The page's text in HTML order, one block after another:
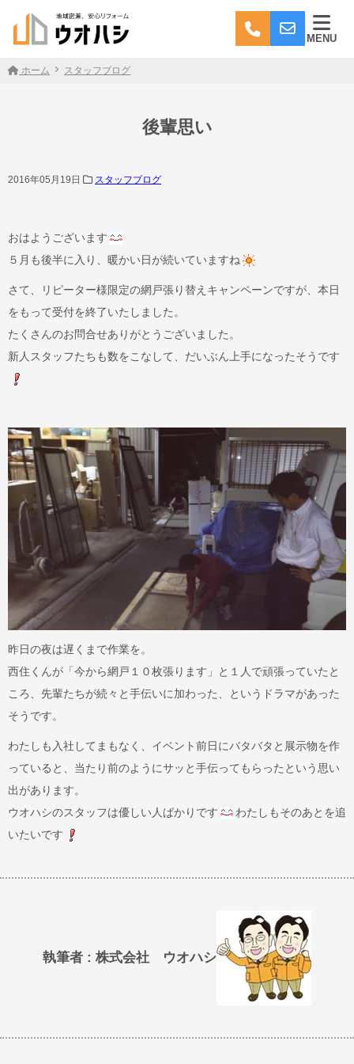
MENU
ホーム スタッフブログ
後輩思い
2016年05月19日 スタッフブログ
おはようございます
５月も後半に入り、暖かい日が続いていますね
さて、リピーター様限定の網戸張り替えキャンペーンですが、本日
をもって受付を終了いたしました。
たくさんのお問合せありがとうございました。
新人スタッフたちも数をこなして、だいぶん上手になったそうです
昨日の夜は遅くまで作業を。
西住くんが「今から網戸１０枚張ります」と１人で頑張っていたと
ころ、先輩たちが続々と手伝いに加わった、というドラマがあった
そうです。
わたしも入社してまもなく、イベント前日にバタバタと展示物を作
っていると、当たり前のようにサッと手伝ってもらったという思い
出があります。
ウオハシのスタッフは優しい人ばかりです
わたしもそのあとを追
いたいです
執筆者 : 株式会社 ウオハシ